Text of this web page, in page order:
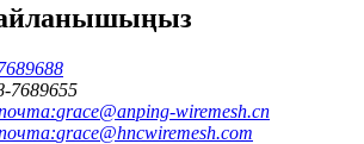
7689655
grace@anping-wiremesh.cn
grace@hncwiremesh.com